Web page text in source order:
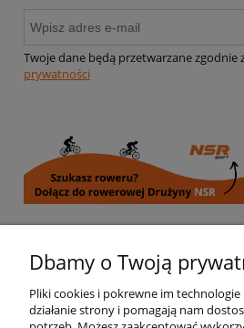
Twoje dane będą przetwarzane zgodnie
prywatności
Informacje
Moje konto
Dbamy o Twoją
Pliki cookies i pokrewne im
działanie strony i pomagają nam